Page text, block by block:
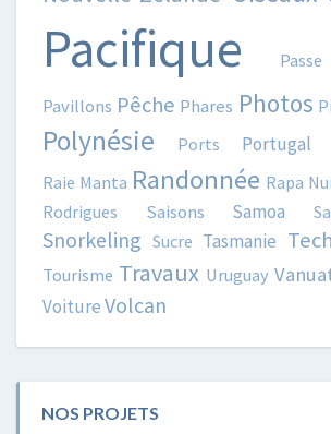
Pacifique Passe
Pavillons Pêche Phares Photos
Polynésie Ports Portugal
Raie Manta Randonnée Rapa Nui
Rodrigues
Saisons Samoa
Snorkeling Sucre Tasmanie
Tourisme Travaux Uruguay
VoitureVolcan
NOS PROJETS